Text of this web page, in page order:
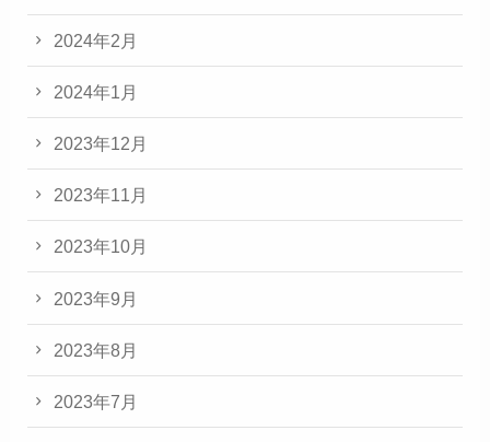
2024年2月
2024年1月
2023年12月
2023年11月
2023年10月
2023年9月
2023年8月
2023年7月